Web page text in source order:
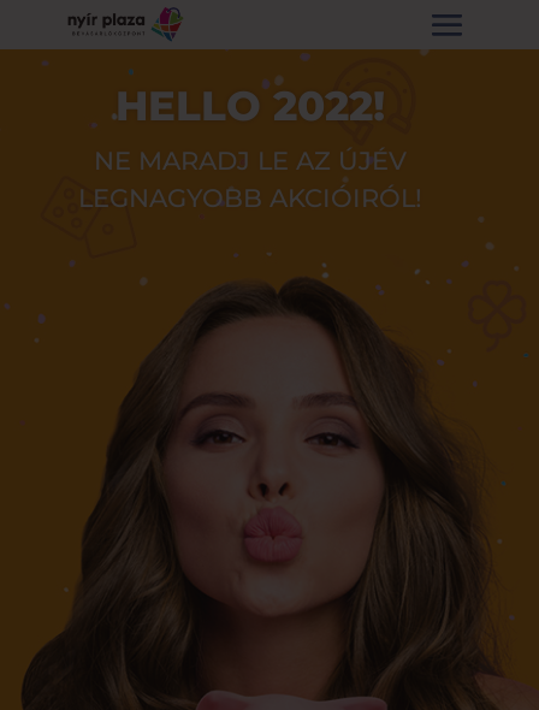
HELLO 2022!
NE MARADJ LE AZ ÚJÉV
LEGNAGYOBB AKCIÓIRÓL!